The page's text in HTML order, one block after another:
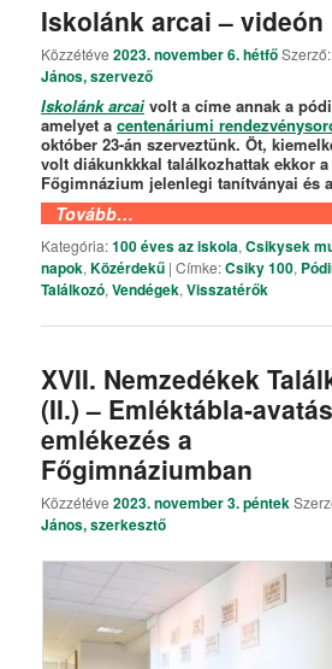
Iskolánk arcai – videón
Közzétéve2023. november 6. hétfő
János, szervező
Iskolánk arcaivolt a címe annak a
amelyet acentenáriumi
október 23-án szerveztünk. Öt,
volt diákunkkkal találkozhattak ekkor
Főgimnázium jelenlegi tanítványai és
Tovább…
Kategória:100 éves az iskola,Csikysek
napok,Közérdekű |Címke:Csiky 100,
Találkozó,Vendégek,Visszatérők
XVII. Nemzedékek
(II.) – Emléktábla-
emlékezés a
Főgimnáziumban
Közzétéve2023. november 3. péntek
János, szerkesztő